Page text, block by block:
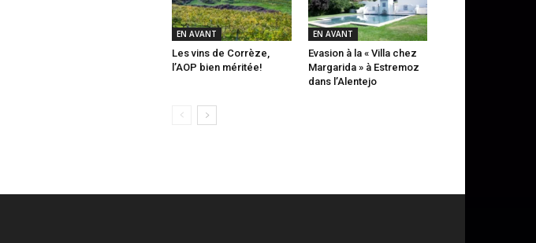
EN AVANT
Les vins de Corrèze,
l’AOP bien méritée!
EN AVANT
Evasion à la « Villa chez
Margarida » à Estremoz
dans l’Alentejo